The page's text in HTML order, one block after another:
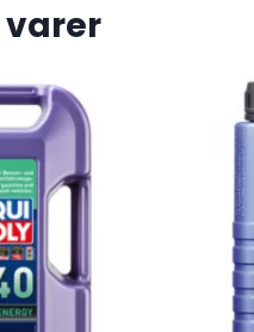
varer